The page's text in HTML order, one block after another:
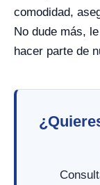
comodidad,
No dude más,
hacer parte de